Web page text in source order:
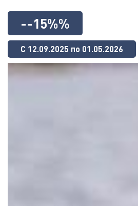
--15%%
С 12.09.2025 по 01.05.2026